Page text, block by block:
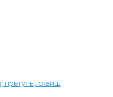
прыгуны, сквиш